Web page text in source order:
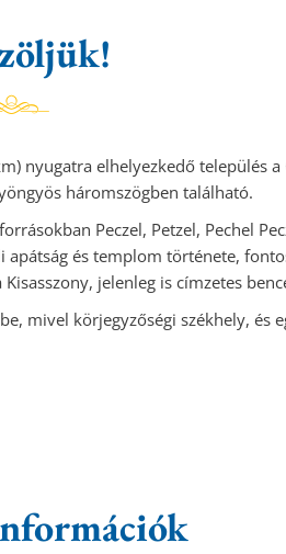
nyugatra elhelyezkedő település a
háromszögben található.
Peczel, Petzel, Pechel
és templom története,
jelenleg is címzetes
mivel körjegyzőségi székhely, és